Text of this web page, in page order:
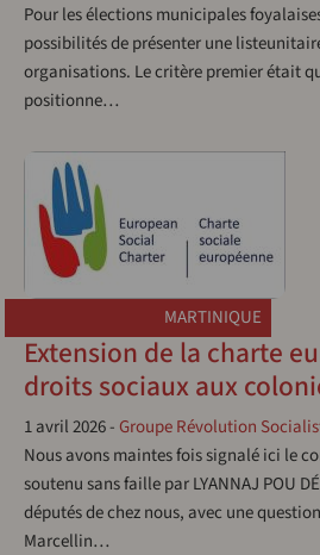
Pour les élections municipales
possibilités de présenter une
organisations. Le critère premier était
positionne…
MARTINIQUE
Extension de la charte
droits sociaux aux
1 avril 2026- Groupe Révolution
Nous avons maintes fois signalé ici le
soutenu sans faille par LYANNAJ POU
députés de chez nous, avec une
Marcellin…